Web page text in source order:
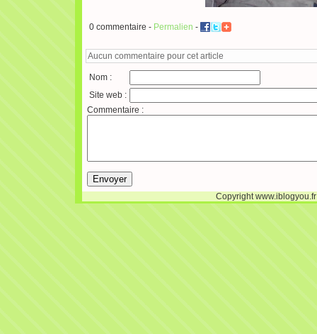
0 commentaire - Permalien -
Aucun commentaire pour cet article
Nom :
Site web :
Commentaire :
Copyright